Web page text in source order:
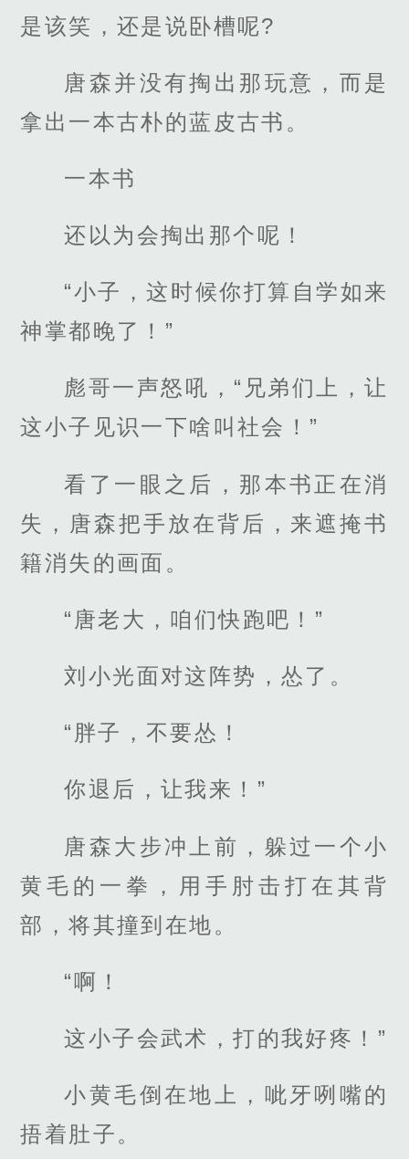
是该笑，还是说卧槽呢?
唐森并没有掏出那玩意，而是
拿出一本古朴的蓝皮古书。
一本书
还以为会掏出那个呢！
“小子，这时候你打算自学如来
神掌都晚了！”
彪哥一声怒吼，“兄弟们上，让
这小子见识一下啥叫社会！”
看了一眼之后，那本书正在消
失，唐森把手放在背后，来遮掩书
籍消失的画面。
“唐老大，咱们快跑吧！”
刘小光面对这阵势，怂了。
“胖子，不要怂！
你退后，让我来！”
唐森大步冲上前，躲过一个小
黄毛的一拳，用手肘击打在其背
部，将其撞到在地。
“啊！
这小子会武术，打的我好疼！”
小黄毛倒在地上，呲牙咧嘴的
捂着肚子。